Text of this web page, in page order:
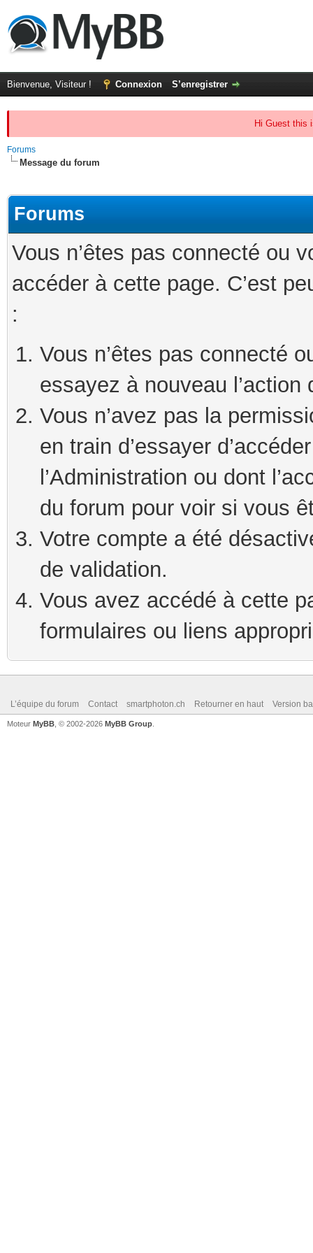
Bienvenue, Visiteur ! Connexion S’enregistrer
Hi Guest this
Forums
Message du forum
Forums
Vous n’êtes pas connecté ou
accéder à cette page. C’est
:
Vous n’êtes pas connecté
essayez à nouveau
Vous n’avez pas la
en train d’essayer
l’Administration ou dont
du forum pour voir si vous
Votre compte a été
de validation.
Vous avez accédé à cette
formulaires ou liens
L’équipe du forum Contact smartphoton.ch Retourner en haut Version
Moteur MyBB , © 2002-2026 MyBB Group